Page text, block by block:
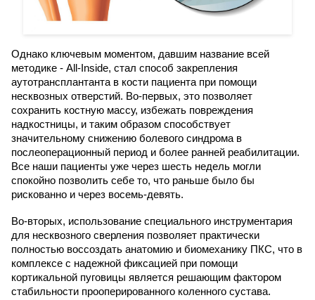
Однако ключевым моментом, давшим название всей
методике - All-Inside, стал способ закрепления
аутотрансплантанта в кости пациента при помощи
несквозных отверстий. Во-первых, это позволяет
сохранить костную массу, избежать повреждения
надкостницы, и таким образом способствует
значительному снижению болевого синдрома в
послеоперационный период и более ранней реабилитации.
Все наши пациенты уже через шесть недель могли
спокойно позволить себе то, что раньше было бы
рискованно и через восемь-девять.
Во-вторых, использование специального инструментария
для несквозного сверления позволяет практически
полностью воссоздать анатомию и биомеханику ПКС, что в
комплексе с надежной фиксацией при помощи
кортикальной пуговицы является решающим фактором
стабильности прооперированного коленного сустава.